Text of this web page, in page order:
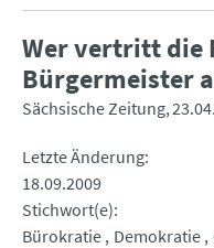
Wer vertritt die
Bürgermeister
Sächsische Zeitung
Letzte Änderung
18.09.2009
Stichwort(e)
Bürokratie Demokratie